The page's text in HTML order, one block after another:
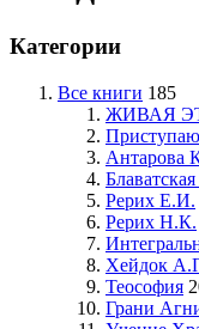
Категории
Все книги 185
ЖИВАЯ
Антарова
Рерих Е.И.
Рерих Н.К.
Хейдок
Теософия
Грани